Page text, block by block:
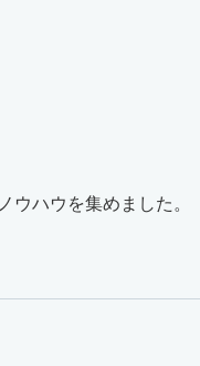
ハウを集めました。